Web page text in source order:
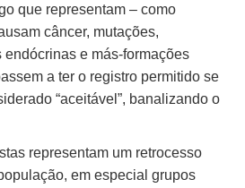
que representam – como
câncer, mutações,
endócrinas e más-formações
a ter o registro permitido se
“aceitável”, banalizando o
representam um retrocesso
em especial grupos